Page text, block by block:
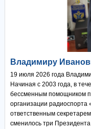
Владимиру
19 июля 2026 года
Начиная с 2003 года, в
бессменным помощником
организации
ответственным
сменилось три